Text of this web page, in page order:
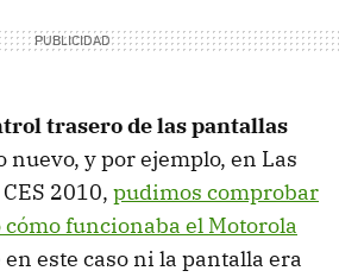
trasero de las pantallas
nuevo, y por ejemplo, en Las
CES 2010, pudimos comprobar
funcionaba el Motorola
este caso ni la pantalla era